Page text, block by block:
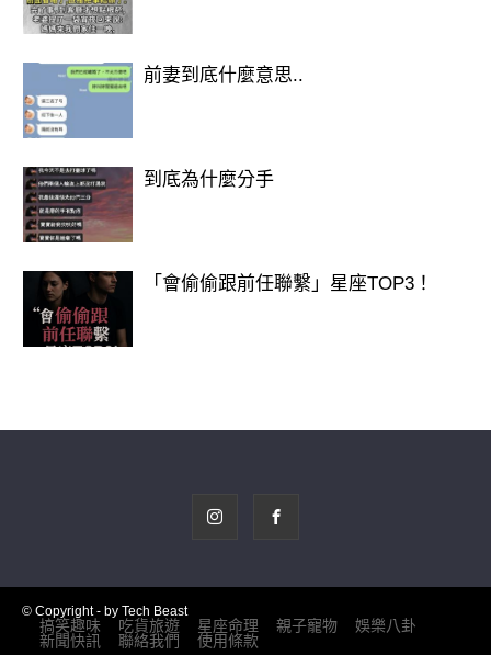
03、開門不對貴重物品
的位置。
試問來家中的朋友親戚，心生羨慕眼紅
前妻到底什麼意思..
到底為什麼分手
「會偷偷跟前任聯繫」星座TOP3！
© Copyright - by Tech Beast
搞笑趣味 吃貨旅遊 星座命理 親子寵物
娛樂八卦
新聞快訊
聯絡我們 使用條款